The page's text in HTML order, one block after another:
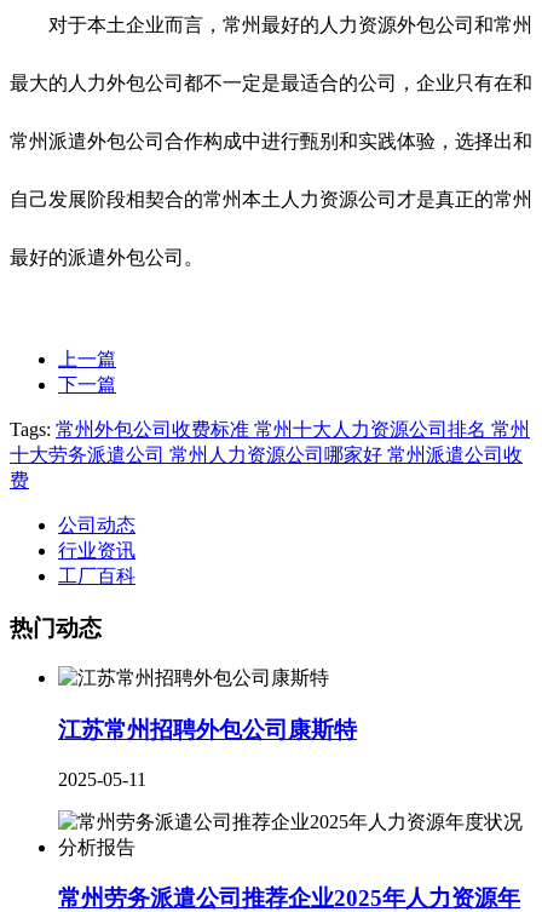
对于本土企业而言，常州最好的人力资源外包公司和常州
最大的人力外包公司都不一定是最适合的公司，企业只有在和
常州派遣外包公司合作构成中进行甄别和实践体验，选择出和
自己发展阶段相契合的常州本土人力资源公司才是真正的常州
最好的派遣外包公司。
上一篇
下一篇
Tags: 常州外包公司收费标准 常州十大人力资源公司排名 常州
十大劳务派遣公司 常州人力资源公司哪家好 常州派遣公司收
费
公司动态
行业资讯
工厂百科
热门动态
江苏常州招聘外包公司康斯特
2025-05-11
常州劳务派遣公司推荐企业2025年人力资源年